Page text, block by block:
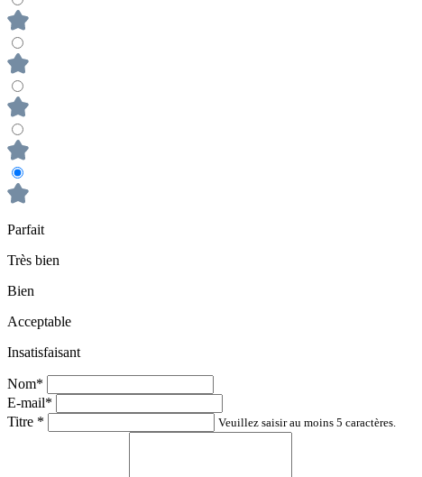
Parfait
Très bien
Bien
Acceptable
Insatisfaisant
Nom*
E-mail*
Titre * Veuillez saisir au moins 5 caractères.